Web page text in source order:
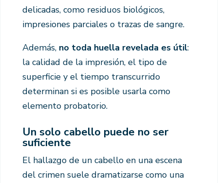
delicadas, como residuos biológicos,
impresiones parciales o trazas de sangre.
Además, no toda huella revelada es útil:
la calidad de la impresión, el tipo de
superficie y el tiempo transcurrido
determinan si es posible usarla como
elemento probatorio.
Un solo cabello puede no ser
suficiente
El hallazgo de un cabello en una escena
del crimen suele dramatizarse como una